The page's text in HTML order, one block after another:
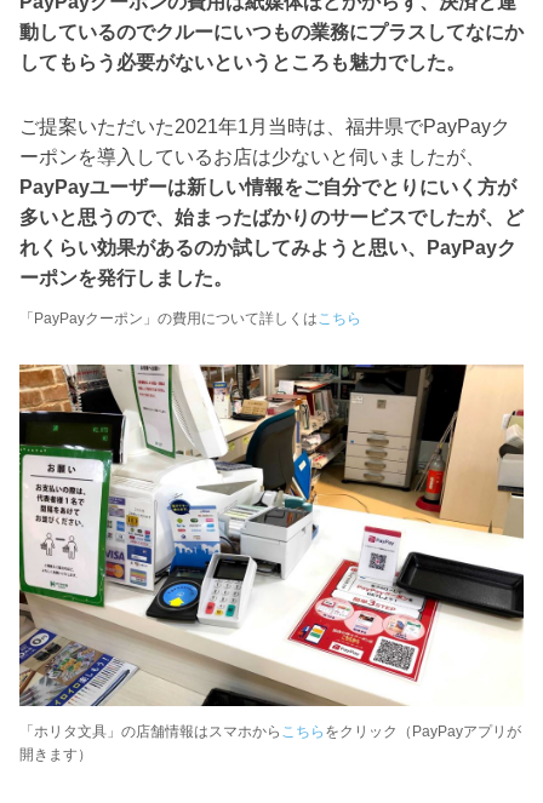
動しているのでクルーにいつもの業務にプラスしてなにか
してもらう必要がないというところも魅力でした。
ご提案いただいた2021年1月当時は、福井県でPayPayク
ーポンを導入しているお店は少ないと伺いましたが、
PayPayユーザーは新しい情報をご自分でとりにいく方が
多いと思うので、始まったばかりのサービスでしたが、ど
れくらい効果があるのか試してみようと思い、PayPayク
ーポンを発行しました。
「PayPayクーポン」の費用について詳しくはこちら
「ホリタ文具」の店舗情報はスマホから こちら をクリック（PayPayアプリが
開きます）